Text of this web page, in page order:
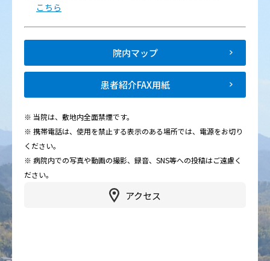
アクセス
こちら
院内マップ
患者紹介FAX用紙
※ 当院は、敷地内全面禁煙です。
※ 携帯電話は、使用を禁止する表示のある場所では、電源をお切り
ください。
※ 病院内での写真や動画の撮影、録音、SNS等への投稿はご遠慮く
ださい。